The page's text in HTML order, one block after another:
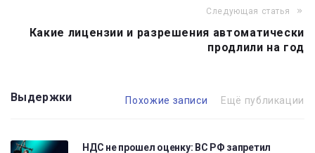
Следующая статья
Какие лицензии и разрешения автоматически
продлили на год
Выдержки Похожие записи Ещё публикации
НДС не прошел оценку: ВС РФ запретил